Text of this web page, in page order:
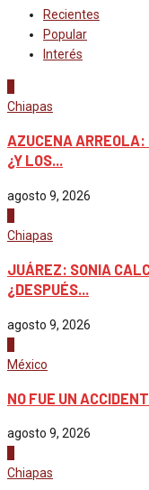
Recientes
Popular
Interés
Chiapas
AZUCENA
¿Y LOS...
agosto 9, 2026
Chiapas
JUÁREZ: SONIA
¿DESPUÉS...
agosto 9, 2026
México
NO FUE UN
agosto 9, 2026
Chiapas